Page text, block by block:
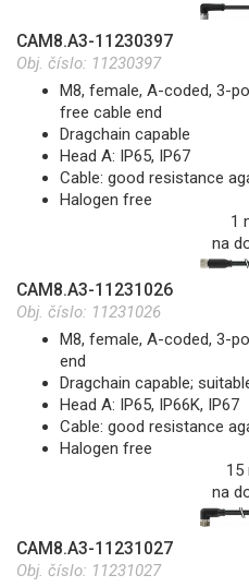
CAM8.A3-11230397
Obj. číslo: 11230397
M8, female, A-coded, 3-
free cable end
Dragchain capable
Head A: IP65, IP67
Cable: good resistance
Halogen free
1
na
CAM8.A3-11231026
Obj. číslo: 11231026
M8, female, A-coded, 3-
end
Dragchain capable;
Head A: IP65, IP66K, IP67
Cable: good resistance
Halogen free
15
na
CAM8.A3-11231027
Obj. číslo: 11231027